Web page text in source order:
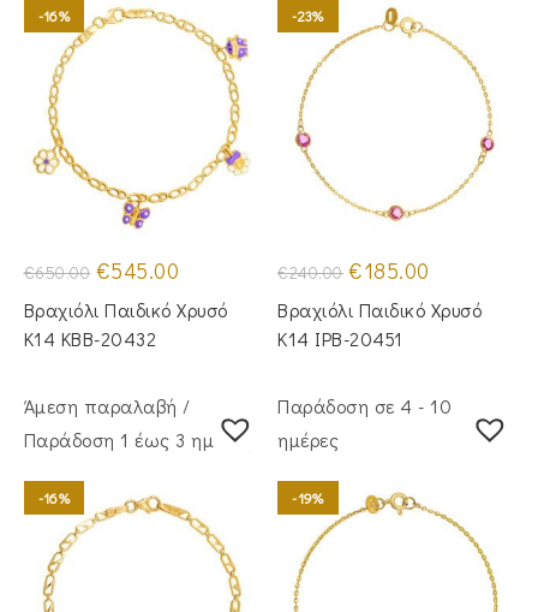
-16%
€650.00 Original
price
was:
€650.00.
€545.00
τιμή
είναι:
Βραχιόλι Παιδικό Χρυσό
Κ14 KBB-20432
-23%
€240.00 Original
price
was:
€240.00.
€185.00
τιμή
είναι:
Βραχιόλι Παιδικό Χρυσό
Κ14 IPB-20451
Άμεση παραλαβή /
Παράδoση 1 έως 3 ημέρες
-16%
Παράδοση σε 4 - 10
ημέρες
-19%